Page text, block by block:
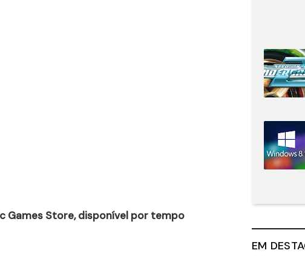
Games Store, disponível por tempo
EM